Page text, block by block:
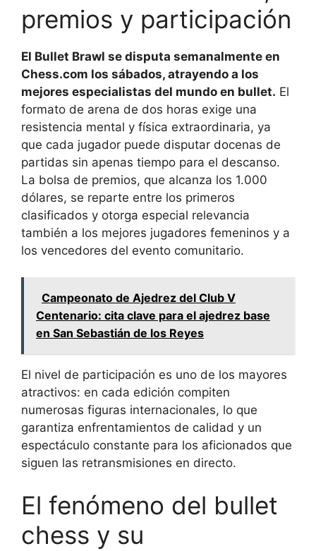
premios y participación
El Bullet Brawl se disputa semanalmente en
Chess.com los sábados, atrayendo a los
mejores especialistas del mundo en bullet. El
formato de arena de dos horas exige una
resistencia mental y física extraordinaria, ya
que cada jugador puede disputar docenas de
partidas sin apenas tiempo para el descanso.
La bolsa de premios, que alcanza los 1.000
dólares, se reparte entre los primeros
clasificados y otorga especial relevancia
también a los mejores jugadores femeninos y a
los vencedores del evento comunitario.
Campeonato de Ajedrez del Club V
Centenario: cita clave para el ajedrez base
en San Sebastián de los Reyes
El nivel de participación es uno de los mayores
atractivos: en cada edición compiten
numerosas figuras internacionales, lo que
garantiza enfrentamientos de calidad y un
espectáculo constante para los aficionados que
siguen las retransmisiones en directo.
El fenómeno del bullet
chess y su